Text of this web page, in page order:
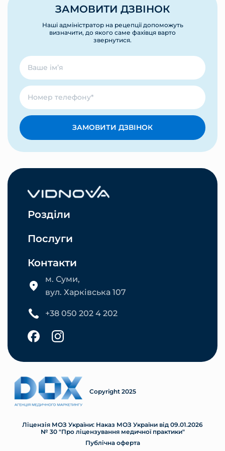
ЗАМОВИТИ ДЗВІНОК
Наші адміністратор на рецепції допоможуть
визначити, до якого саме фахівця варто
звернутися.
ЗАМОВИТИ ДЗВІНОК
Розділи
Послуги
Контакти
м. Суми,
вул. Харківська 107
+38 050 202 4 202
Copyright 2025
Ліцензія МОЗ України: Наказ МОЗ України від 09.01.2026
№ 30 "Про ліцензування медичної практики"
Публічна оферта